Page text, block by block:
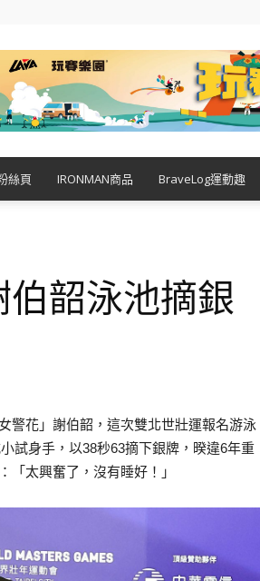
絲頁 IRONMAN商品 BraveLog運動趣
韶泳池摘銀
警花」謝伯韶，這次雙北世壯運報名游泳
試身手，以38秒63摘下銀牌，暌違6年重
「太興奮了，沒有睡好！」